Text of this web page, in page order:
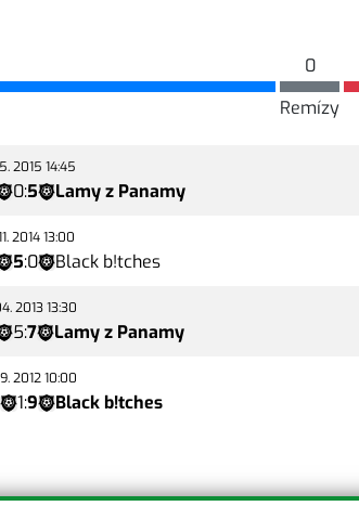
0
Remízy
2015 14:45
0:5 Lamy z Panamy
2014 13:00
5:0 Black b!tches
2013 13:30
5:7 Lamy z Panamy
2012 10:00
1:9 Black b!tches